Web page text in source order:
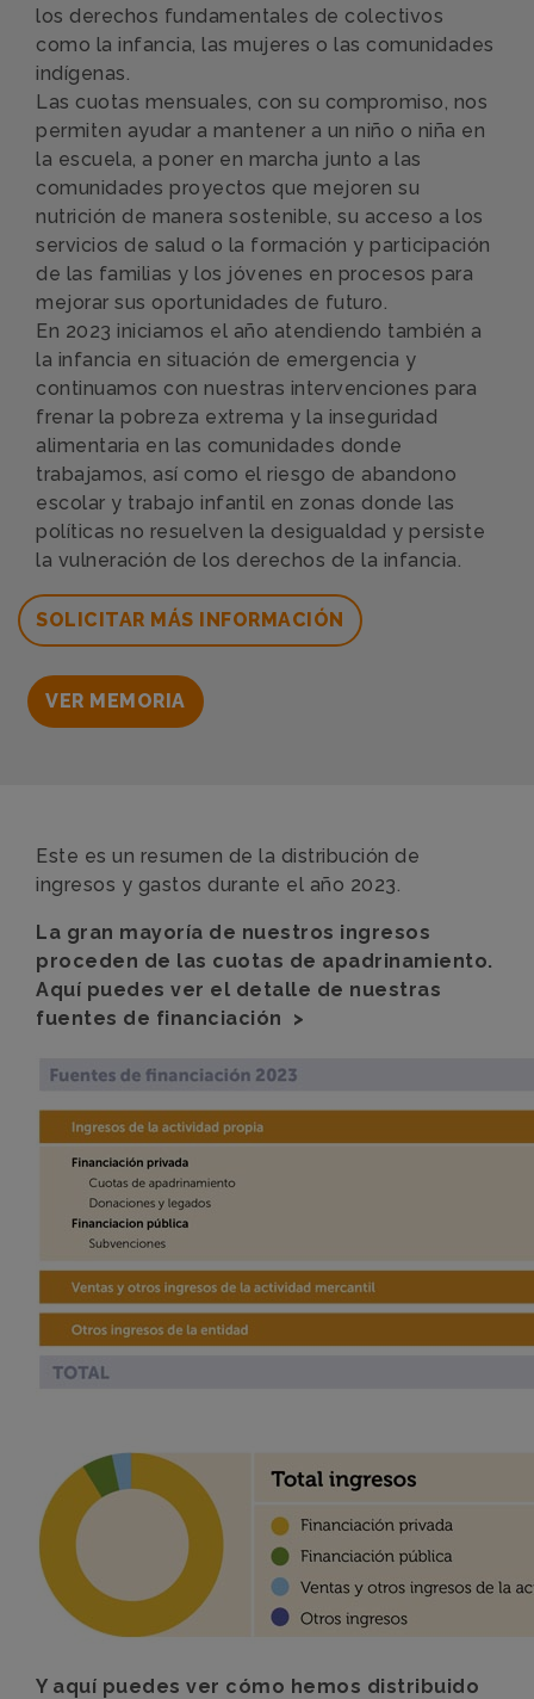
los derechos fundamentales de colectivos
como la infancia, las mujeres o las comunidades
indígenas.
Las cuotas mensuales, con su compromiso, nos
permiten ayudar a mantener a un niño o niña en
la escuela, a poner en marcha junto a las
comunidades proyectos que mejoren su
nutrición de manera sostenible, su acceso a los
servicios de salud o la formación y participación
de las familias y los jóvenes en procesos para
mejorar sus oportunidades de futuro.
En 2023 iniciamos el año atendiendo también a
la infancia en situación de emergencia y
continuamos con nuestras intervenciones para
frenar la pobreza extrema y la inseguridad
alimentaria en las comunidades donde
trabajamos, así como el riesgo de abandono
escolar y trabajo infantil en zonas donde las
políticas no resuelven la desigualdad y persiste
la vulneración de los derechos de la infancia.
SOLICITAR MÁS INFORMACIÓN
VER MEMORIA
Este es un resumen de la distribución de
ingresos y gastos durante el año 2023.
La gran mayoría de nuestros ingresos
proceden de las cuotas de apadrinamiento.
Aquí puedes ver el detalle de nuestras
fuentes de financiación >
Y aquí puedes ver cómo hemos distribuido